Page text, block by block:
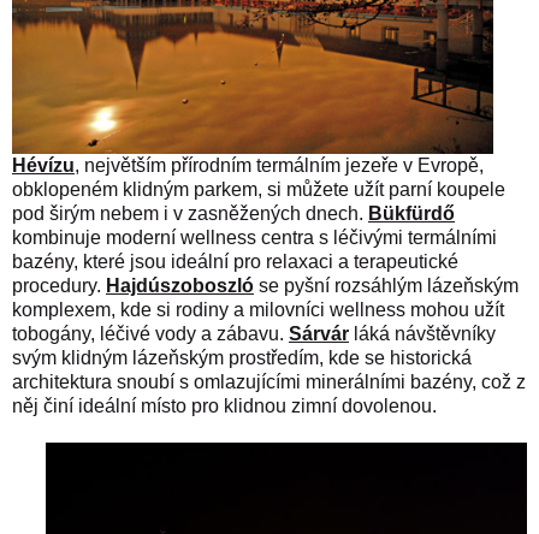
Hévízu, největším přírodním termálním jezeře v Evropě,
obklopeném klidným parkem, si můžete užít parní koupele
pod širým nebem i v zasněžených dnech. Bükfürdő
kombinuje moderní wellness centra s léčivými termálními
bazény, které jsou ideální pro relaxaci a terapeutické
procedury. Hajdúszoboszló se pyšní rozsáhlým lázeňským
komplexem, kde si rodiny a milovníci wellness mohou užít
tobogány, léčivé vody a zábavu. Sárvár láká návštěvníky
svým klidným lázeňským prostředím, kde se historická
architektura snoubí s omlazujícími minerálními bazény, což z
něj činí ideální místo pro klidnou zimní dovolenou.